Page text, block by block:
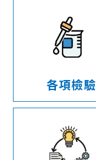
各項檢驗